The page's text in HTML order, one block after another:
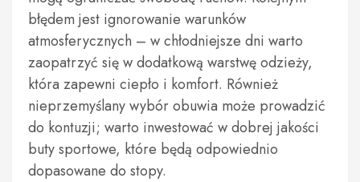
błędem jest ignorowanie warunków
atmosferycznych – w chłodniejsze dni warto
zaopatrzyć się w dodatkową warstwę odzieży,
która zapewni ciepło i komfort. Również
nieprzemyślany wybór obuwia może prowadzić
do kontuzji; warto inwestować w dobrej jakości
buty sportowe, które będą odpowiednio
dopasowane do stopy.